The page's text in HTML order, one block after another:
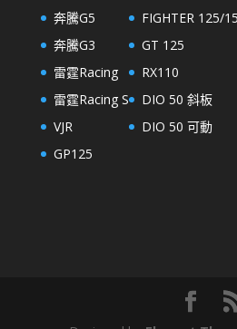
奔騰G5
奔騰G3
雷霆Racing
雷霆Racing S
VJR
GP125
FIGHTER 125/
GT 125
RX110
DIO 50 斜板
DIO 50 可動